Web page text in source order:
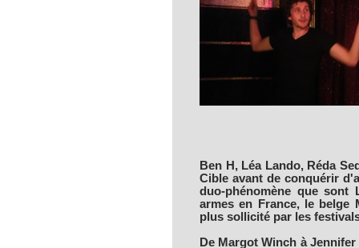
Ben H, Léa Lando, Réda
Cible avant de conquérir
duo-phénomène que
armes en France, le belge
plus sollicité par les
De Margot Winch à